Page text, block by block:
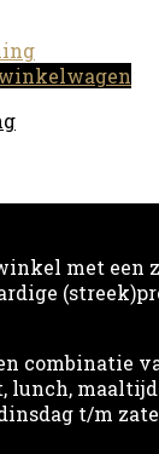
met een
combinatie
lunch,
t/m